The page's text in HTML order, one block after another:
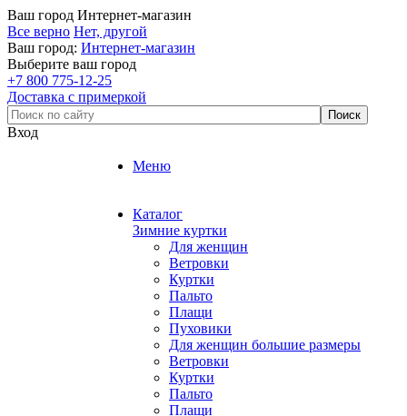
Ваш город Интернет-магазин
Все верно Нет, другой
Ваш город: Интернет-магазин
Выберите ваш город
+7 800 775-12-25
Доставка с примеркой
Вход
Меню
Каталог
Зимние куртки
Для женщин
Ветровки
Куртки
Пальто
Плащи
Пуховики
Для женщин большие размеры
Ветровки
Куртки
Пальто
Плащи